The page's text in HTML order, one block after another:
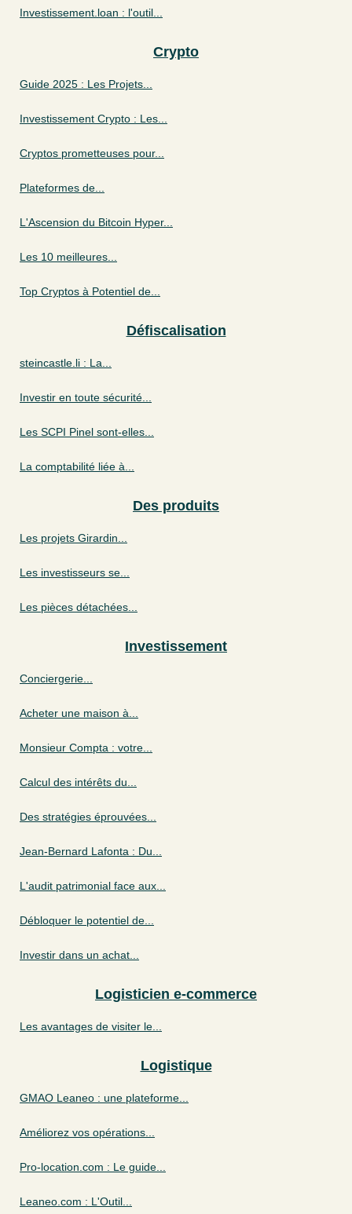
Investissement.loan : l'outil...
Crypto
Guide 2025 : Les Projets...
Investissement Crypto : Les...
Cryptos prometteuses pour...
Plateformes de...
L'Ascension du Bitcoin Hyper...
Les 10 meilleures...
Top Cryptos à Potentiel de...
Défiscalisation
steincastle.li : La...
Investir en toute sécurité...
Les SCPI Pinel sont-elles...
La comptabilité liée à...
Des produits
Les projets Girardin...
Les investisseurs se...
Les pièces détachées...
Investissement
Conciergerie...
Acheter une maison à...
Monsieur Compta : votre...
Calcul des intérêts du...
Des stratégies éprouvées...
Jean-Bernard Lafonta : Du...
L'audit patrimonial face aux...
Débloquer le potentiel de...
Investir dans un achat...
Logisticien e-commerce
Les avantages de visiter le...
Logistique
GMAO Leaneo : une plateforme...
Améliorez vos opérations...
Pro-location.com : Le guide...
Leaneo.com : L'Outil...